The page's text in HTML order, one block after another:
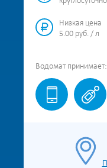
Низкая цена
5.00 руб. / л
Водомат принимает: